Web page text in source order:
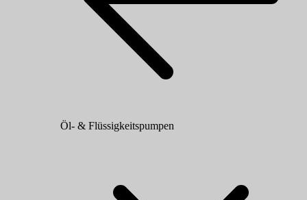
Öl- & Flüssigkeitspumpen